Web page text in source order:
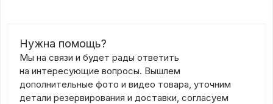
Нужна помощь?
Мы на связи и будет рады ответить
на интересующие вопросы. Вышлем
дополнительные фото и видео товара, уточним
детали резервирования и доставки, согласуем